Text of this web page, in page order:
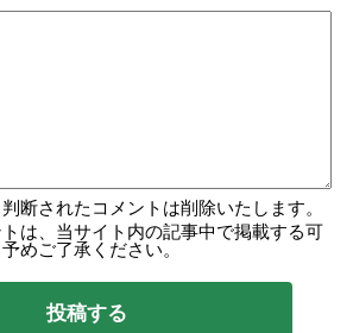
断されたコメントは削除いたします。
は、当サイト内の記事中で掲載する可
めご了承ください。